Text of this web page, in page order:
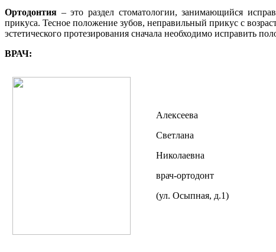
Ортодонтия – это раздел стоматологии, занимающийся
прикуса. Тесное положение зубов, неправильный прикус с
эстетического протезирования сначала необходимо исправить
ВРАЧ:
Алексеева
Светлана
Николаевна
врач-ортодонт
(ул. Осыпная, д.1)